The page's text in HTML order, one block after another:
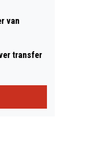
van
transfer